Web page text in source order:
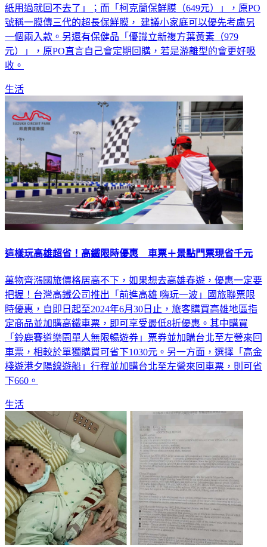
包括「舒潔三層抽取式衛生紙（419元）」，坦言「厚的衛生
紙用過就回不去了」；而「柯克蘭保鮮膜（649元）」，原PO
號稱一膜傳三代的超長保鮮膜， 建議小家庭可以優先考慮另
一個兩入款。另還有保健品「優識立新複方葉黃素（979
元）」，原PO直言自己會定期回購，若是游離型的會更好吸
生活
萬物齊漲國旅價格居高不下，如果想去高雄春遊，優惠一定要
把握！台灣高鐵公司推出「前進高雄 嗨玩一波」國旅聯票限
時優惠，自即日起至2024年6月30日止，旅客購買高雄地區指
定商品並加購高鐵車票，即可享受最低8折優惠。其中購買
「鈴鹿賽道樂園單人無限暢遊券」票券並加購台北至左營來回
車票，相較於單獨購買可省下1030元。另一方面，選擇「高金
棧遊港夕陽線遊船」行程並加購台北至左營來回車票，則可省
生活